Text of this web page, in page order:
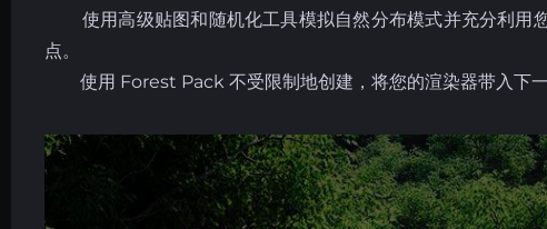
使用高级贴图和随机化工具模拟自然分布模式并充分利用
点。
使用 Forest Pack 不受限制地创建，将您的渲染器带入下一